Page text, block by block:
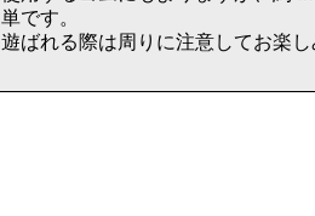
単です。
遊ばれる際は周りに注意してお楽